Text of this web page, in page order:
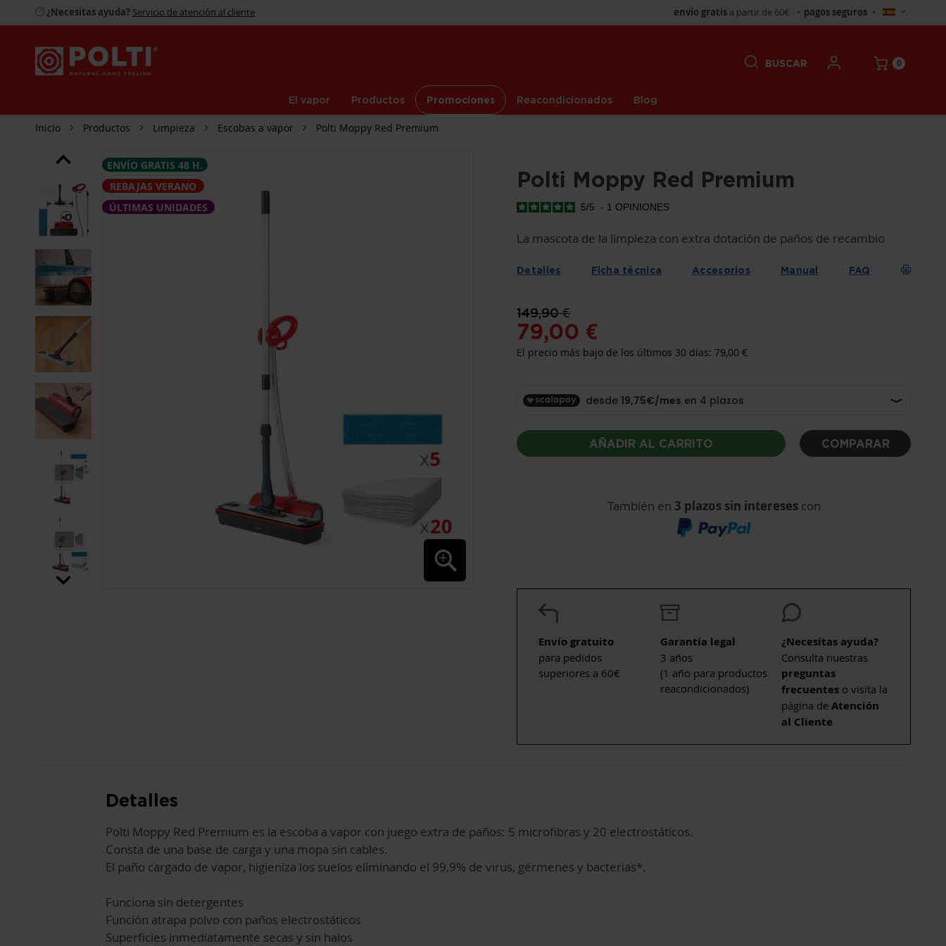
¿Necesitas ayuda? Servicio de atención al cliente envío gratis a partir de 60€ • pagos seguros •
Seleccionar
tienda
El vapor Productos Promociones Reacondicionados Blog
BUSCAR 0
Inicio Productos Limpieza Escobas a vapor Polti Moppy Red Premium
SALTAR
FINAL
LA
GALERÍA
DE
IMÁGENES
ENVÍO GRATIS 48 H.
REBAJAS VERANO
ÚLTIMAS UNIDADES
Polti Moppy Red Premium
5/5 - 1 OPINIONES
La mascota de la limpieza con extra dotación de paños de recambio
Detalles Ficha técnica Accesorios Manual FAQ
79,00 €
149,90 €
El precio más bajo de los últimos 30 días: 79,00 €
AÑADIR AL CARRITO COMPARAR
También en 3 plazos sin interesescon
Envío gratuito
para pedidos
superiores a 60€
Garantía legal
3 años
(1 año para productos
reacondicionados)
¿Necesitas ayuda?
Consulta nuestras
preguntas
frecuentes o visita la
página deAtención
al Cliente
Detalles
Polti Moppy Red Premium es la escoba a vapor con juego extra de paños: 5 microfibras y 20 electrostáticos.
Consta de una base de carga y una mopa sin cables.
El paño cargado de vapor, higieniza los suelos eliminando el 99,9% de virus, gérmenes y bacterias*.
Funciona sin detergentes
Función atrapa polvo con paños electrostáticos
Superficies inmediatamente secas y sin halos